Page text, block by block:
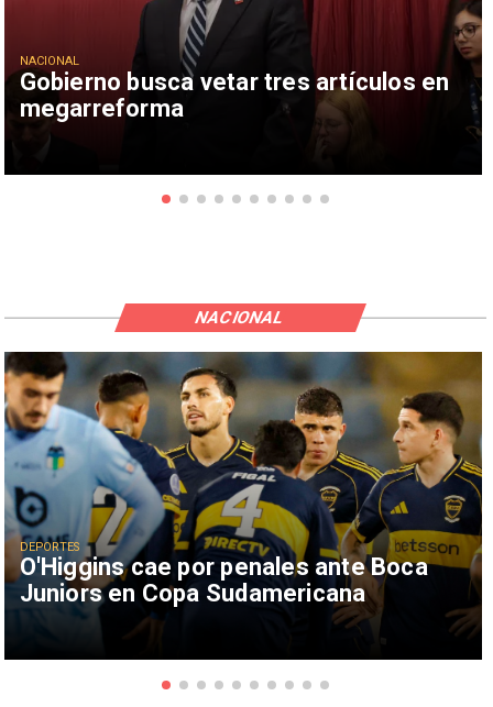
Gobierno busca vetar tres artículos en
megarreforma
NACIONAL
O'Higgins cae por penales ante Boca
Juniors en Copa Sudamericana
DEPORTES
NACIONAL